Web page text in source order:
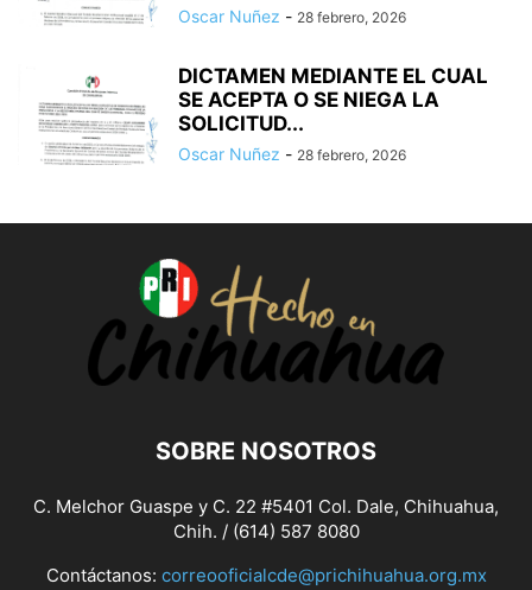
Oscar Nuñez - 28 febrero, 2026
DICTAMEN MEDIANTE EL CUAL
SE ACEPTA O SE NIEGA LA
SOLICITUD...
Oscar Nuñez - 28 febrero, 2026
SOBRE NOSOTROS
C. Melchor Guaspe y C. 22 #5401 Col. Dale, Chihuahua,
Chih. / (614) 587 8080
Contáctanos: correooficialcde@prichihuahua.org.mx